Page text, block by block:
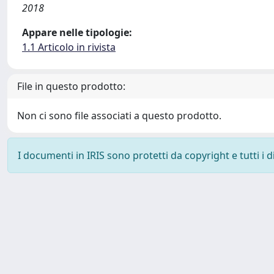
2018
Appare nelle tipologie:
1.1 Articolo in rivista
File in questo prodotto:
Non ci sono file associati a questo prodotto.
I documenti in IRIS sono protetti da copyright e tutti i